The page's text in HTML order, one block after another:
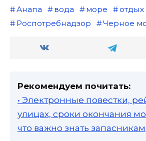
Анапа вода море
отдых
Роспотребнадзор
Черное
Рекомендуем почитать:
• Электронные повестки,
улицах, сроки окончания
что важно знать запасникам